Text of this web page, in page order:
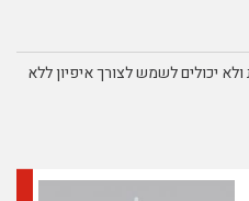
יכולים לשמש לצורך איפיון ללא